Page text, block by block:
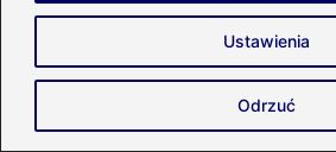
Ustawienia
Odrzuć
Dodaj komentarz
Twój adres email nie
Wymagane pola są oznaczone
Komentarz*